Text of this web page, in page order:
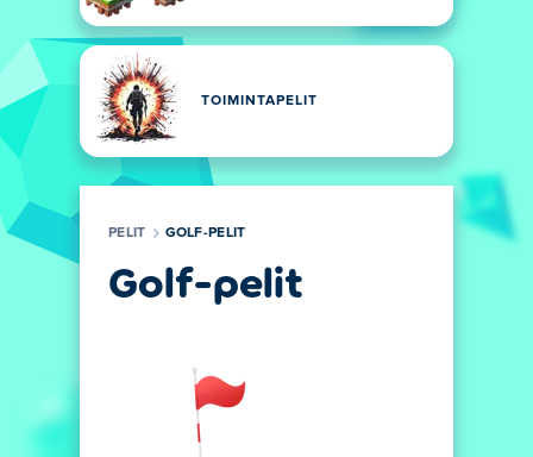
TOIMINTAPELIT
PELIT GOLF-PELIT
Golf-pelit